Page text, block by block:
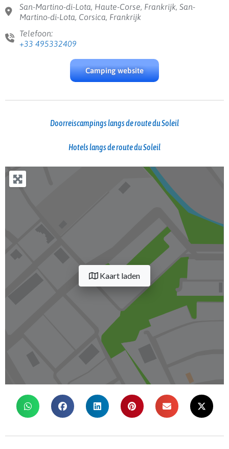
San-Martino-di-Lota, Haute-Corse, Frankrijk, San-
Martino-di-Lota, Corsica, Frankrijk
Telefoon:
+33 495332409
Camping website
Doorreiscampings langs de route du Soleil
Hotels langs de route du Soleil
Kaart laden